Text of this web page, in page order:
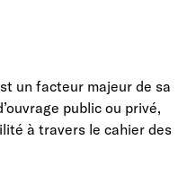
un facteur majeur de sa
public ou privé,
à travers le cahier des